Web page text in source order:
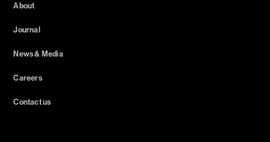
About
Journal
News & Media
Careers
Contact us